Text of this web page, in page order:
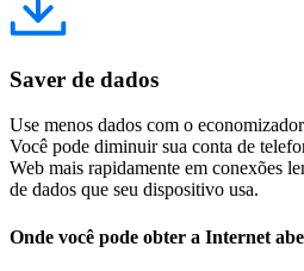
Saver de dados
Use menos dados com o
Você pode diminuir sua conta de
Web mais rapidamente em conexões
de dados que seu dispositivo usa.
Onde você pode obter a Internet